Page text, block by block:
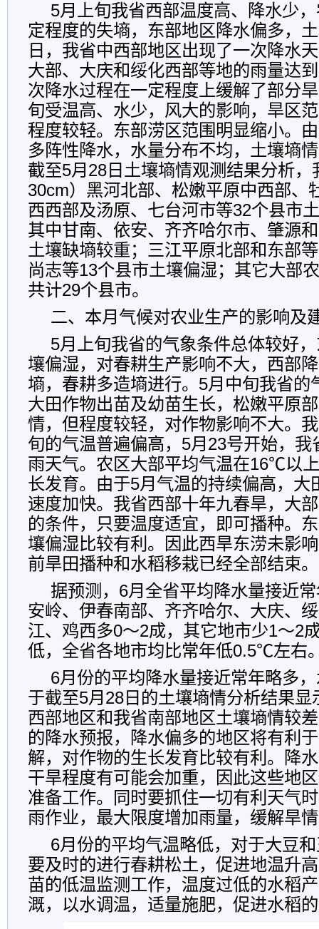
5月上旬我省西部温度高、降水少
定程度的失墒，东部地区降水偏多，
日，我省中西部地区出现了一次降水
大部、大庆和绥化西部等地的雨量达
次降水过程在一定程度上缓解了部分
旬受温高、水少，风大的影响，旱区
程度较轻。东部涝区范围明显缩小。
多阵性降水，水量分布不均，土壤墒
截至5月 28 日土壤墒情观测结果分析，
30cm）黑河北部、松嫩平原中西部、
西西部及汤原、七台河市等32个县市
其中甘南、依安、齐齐哈尔市、肇源
土壤缺墒较重；三江平原北部和东部
尚志等13个县市土壤偏湿；其它大部
共计29个县市。
二、本月气候对农业生产的影响及
5月上旬我省的气象条件总体较好
壤偏湿，对春耕生产影响不大，西部
墒，春耕多造墒进行。 5月中旬我省的
大田作物出苗及幼苗生长，松嫩平原
情，但程度较轻，对作物影响不大。
旬的气温普遍偏高， 5月 23号开始，我
雨天气。农区大部平均气温在16℃以上
长发育。由于5月气温的持续偏高，大
速度加快。我省西部十年九春旱，大
的条件，只要温度适宜，即可播种。
壤偏湿比较有利。因此西旱东涝未影
前旱田播种和水稻移栽已经全部结束。
据预测， 6月全省平均降水量接近
安岭、伊春南部、齐齐哈尔、大庆、
江、鸡西多0～2成，其它地市少1～2
低，全省各地市均比常年低0.5℃左右
6月份的平均降水量接近常年略多
于截至5月 28 日的土壤墒情分析结果
西部地区和我省南部地区土壤墒情较
的降水预报，降水偏多的地区将有利
解，对作物的生长发育比较有利。降
干旱程度有可能会加重，因此这些地
准备工作。同时要抓住一切有利天气
雨作业，最大限度增加雨量，缓解旱
6月份的平均气温略低，对于大豆
要及时的进行春耕松土，促进地温升
苗的低温监测工作，温度过低的水稻
溉，以水调温，适量施肥，促进水稻